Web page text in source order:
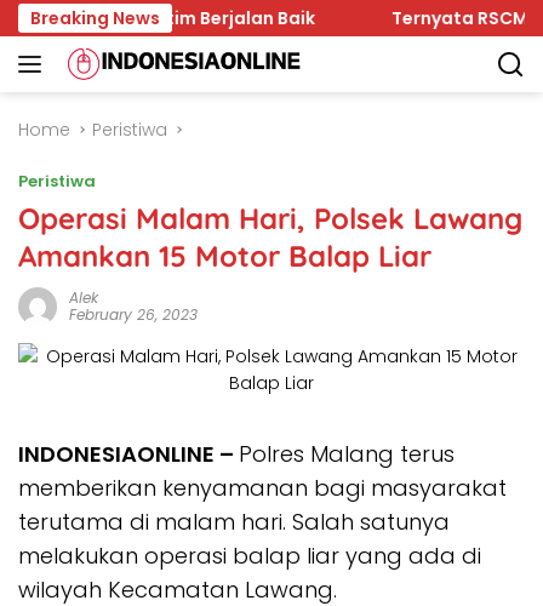
Skip
to
content
Breaking News
di Kaltim Berjalan Baik Ternyata RSCM
Home Peristiwa
Peristiwa
Operasi Malam Hari, Polsek Lawang
Amankan 15 Motor Balap Liar
Alek
February 26, 2023
INDONESIAONLINE – Polres Malang terus
memberikan kenyamanan bagi masyarakat
terutama di malam hari. Salah satunya
melakukan operasi balap liar yang ada di
wilayah Kecamatan Lawang.